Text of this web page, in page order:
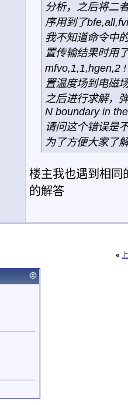
分析，之后将二
序用到了
我不知道命令中
置传输结果时用
mfvo,1,1,hgen,2
置温度场到电磁
之后进行求解，
N boundary in
请问这个错误是
为了方便大家了
楼主我也遇到相同
的解答
«